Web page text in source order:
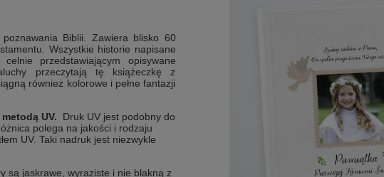
Biblii. Zawiera blisko 60
Wszystkie historie napisane
przedstawiającym opisywane
przeczytają tę książeczkę z
również kolorowe i pełne fantazji
metodą UV. Druk UV jest podobny do
polega na jakości i rodzaju
UV. Taki nadruk jest niezwykle
są jaskrawe, wyraziste i nie blakną z